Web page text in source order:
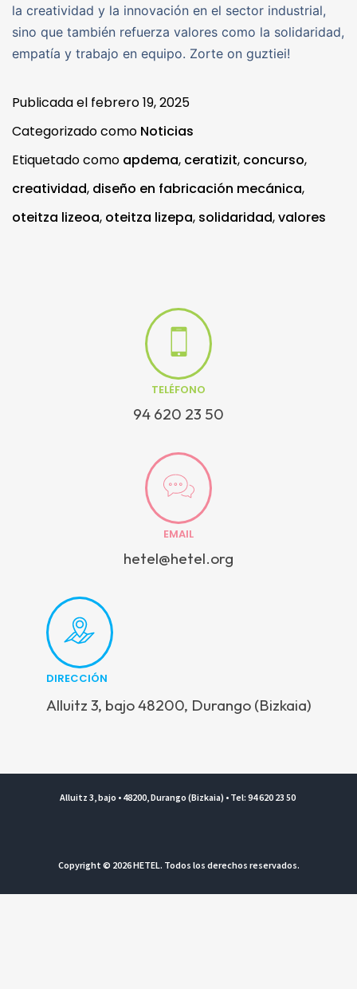
la creatividad y la innovación en el sector industrial,
sino que también refuerza valores como la solidaridad,
empatía y trabajo en equipo. Zorte on guztiei!
Publicada el febrero 19, 2025
Categorizado como Noticias
Etiquetado como apdema, ceratizit, concurso,
creatividad, diseño en fabricación mecánica,
oteitza lizeoa, oteitza lizepa, solidaridad,valores
TELÉFONO
94 620 23 50
EMAIL
hetel@hetel.org
DIRECCIÓN
Alluitz 3, bajo 48200, Durango (Bizkaia)
Alluitz 3, bajo • 48200, Durango (Bizkaia) • Tel: 94 620 23 50
Copyright © 2026 HETEL. Todos los derechos reservados.